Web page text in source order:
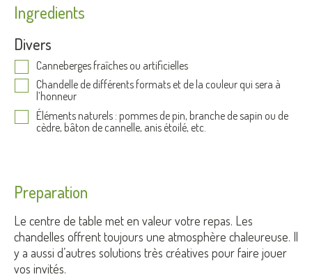
Ingredients
Divers
Canneberges fraîches ou artificielles
Chandelle de différents formats et de la couleur qui sera à
l’honneur
Éléments naturels : pommes de pin, branche de sapin ou de
cèdre, bâton de cannelle, anis étoilé, etc.
Preparation
Le centre de table met en valeur votre repas. Les
chandelles offrent toujours une atmosphère chaleureuse. Il
y a aussi d’autres solutions très créatives pour faire jouer
vos invités.